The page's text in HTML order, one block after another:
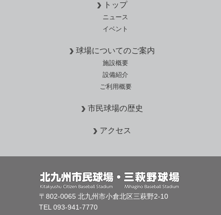
トップ
ニュース
イベント
球場についてのご案内
施設概要
設備紹介
ご利用概要
市民球場の歴史
アクセス
〒802-0065 北九州市小倉北区三萩野2-10
TEL 093-941-7770